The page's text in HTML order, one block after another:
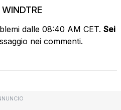
dalle 08:40 AM CET. Sei
nei commenti.